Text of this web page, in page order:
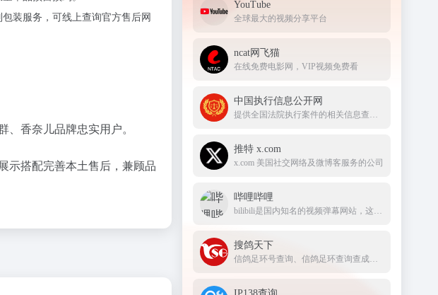
装服务，可线上查询官方售后网
、香奈儿品牌忠实用户。
示搭配完善本土售后，兼顾品
YouTube
全球最大的视频分享平台
ncat网飞猫
在线免费电影网，VIP视频免费看
中国执行信息公开网
提供全国法院执行案件的相关信息查询服务
推特 x.com
x.com 美国社交网络及微博客服务的公司
哔哩哔哩
bilibili是国内知名的视频弹幕网站，这里有及时的动漫新番，活跃的ACG氛围，有创意的Up主。大家可以在这里找到许多欢乐。
搜鸽天下
信鸽足环号查询、信鸽足环查询查成绩、查信鸽成绩、足环、天落成绩、脚环！